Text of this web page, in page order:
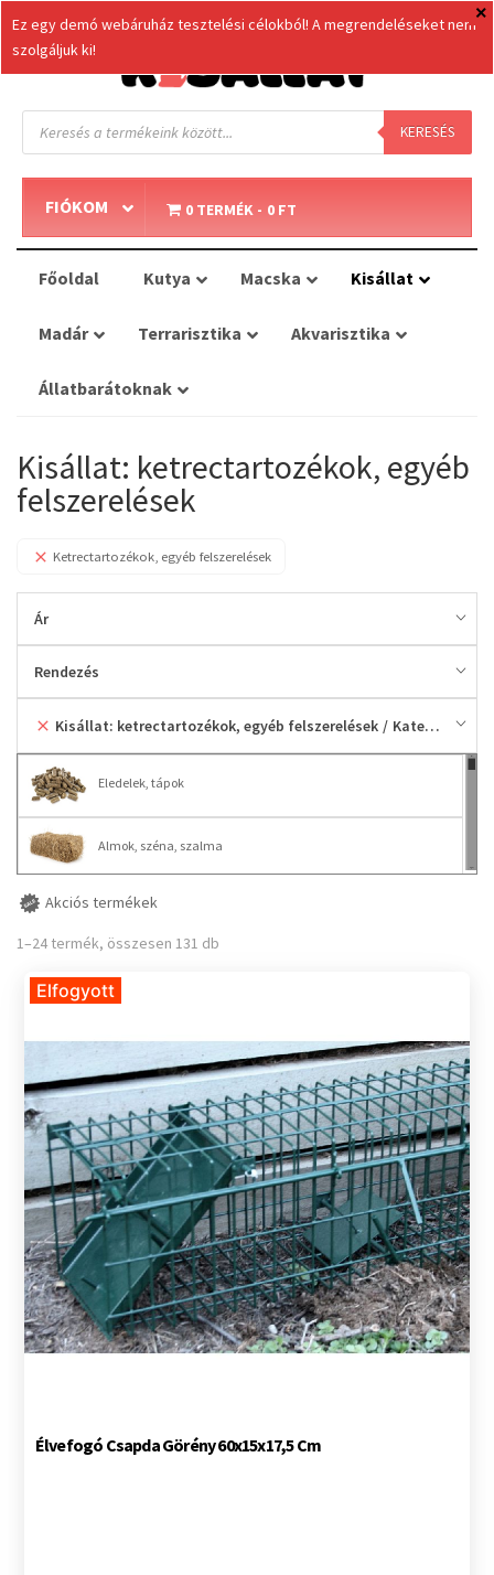
Products
search KERESÉS
FIÓKOM 0 TERMÉK 0 FT
Főoldal Kutya Macska Kisállat
Madár Terrarisztika Akvarisztika
Állatbarátoknak
Kisállat: ketrectartozékok, egyéb
felszerelések
Ketrectartozékok, egyéb felszerelések
Ár
Rendezés
Kisállat: ketrectartozékok, egyéb felszerelések Kategória
Eledelek, tápok
Almok, széna, szalma
Ketrecek, kifutók, karámok
Szállítás, boxok, hordozók
Ápolás, egészség, vitaminok
Akciós termékek
1–24 termék, összesen 131 db
Elfogyott
Élvefogó Csapda Görény 60x15x17,5 Cm
Ez egy demó webáruház tesztelési célokból! A megrendeléseket nem
szolgáljuk ki!